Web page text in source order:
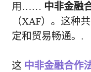
用…… 中非金融
（XAF）。这种
定和贸易畅通。.
这 中非金融合作